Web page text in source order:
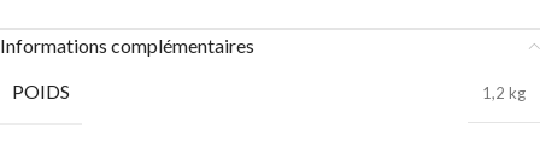
Informations complémentaires
POIDS
1,2 kg